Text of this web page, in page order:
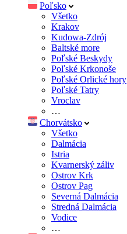
Poľsko
Všetko
Krakov
Kudowa-Zdrój
Baltské more
Poľské Beskydy
Poľské Krkonoše
Poľské Orlické hory
Poľské Tatry
Vroclav
…
Chorvátsko
Všetko
Dalmácia
Istria
Kvarnerský záliv
Ostrov Krk
Ostrov Pag
Severná Dalmácia
Stredná Dalmácia
Vodice
…